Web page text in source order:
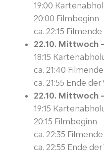
19:00
20:00 Filmbeginn
ca. 22:15 Filmende
22.10. Mittwoch
18:15
ca. 21:40 Filmende
ca. 21:55 Ende
22.10. Mittwoch
19:15
20:15 Filmbeginn
ca. 22:35 Filmende
ca. 22:55 Ende